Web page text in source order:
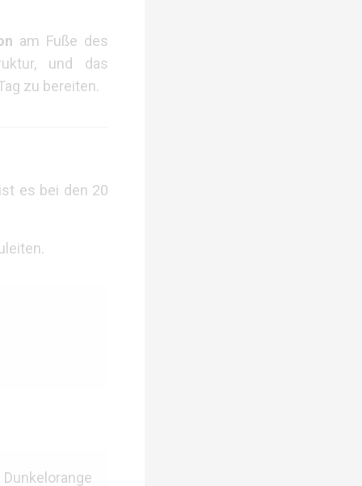
am Fuße des
und das
zu bereiten.
es bei den 20